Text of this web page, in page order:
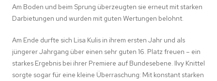
Am Boden und beim Sprung überzeugten sie erneut mit starken
Darbietungen und wurden mit guten Wertungen belohnt.
Am Ende durfte sich Lisa Kulis in ihrem ersten Jahr und als
jüngerer Jahrgang über einen sehr guten 16. Platz freuen – ein
starkes Ergebnis bei ihrer Premiere auf Bundesebene. Ilvy Knittel
sorgte sogar für eine kleine Überraschung: Mit konstant starken